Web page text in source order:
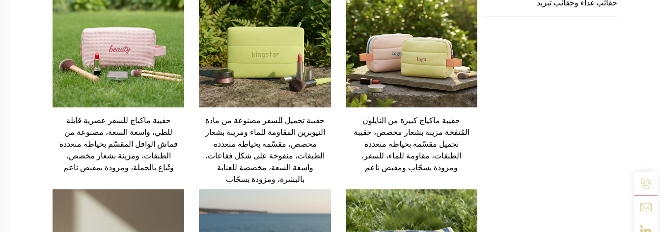
حقائب غداء وحقائب تبريد
حقيبة ماكياج كبيرة من النايلون
المُنفخة مزينة بشعار مخصص، حقيبة
تجميل مقسّمة بخياطة متعددة
الطبقات، مقاومة للماء، للسفر،
ومزودة بسحّاب ومقبض ناعم
حقيبة تجميل للسفر مصنوعة من مادة
النيوبرين المقاومة للماء ومزينة بشعار
مخصص، مقسّمة بخياطة متعددة
الطبقات، منفوخة على شكل فقاعات،
واسعة السعة، مخصصة للعناية
بالبشرة، ومزودة بسحّاب
حقيبة ماكياج للسفر عصرية قابلة
للطي، واسعة السعة، مصنوعة من
قماش الوافل المقسّم بخياطة متعددة
الطبقات، ومزينة بشعار مخصص،
وتُباع بالجملة، ومزودة بمقبض ناعم